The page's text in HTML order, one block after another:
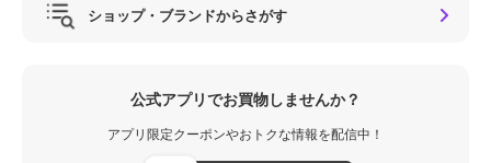
ショップ・ブランドからさがす
公式アプリでお買物しませんか？
アプリ限定クーポンやおトクな情報を配信中！